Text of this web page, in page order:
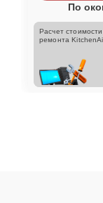
По
Расчет стоимости
ремонта